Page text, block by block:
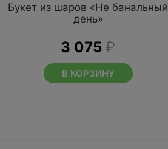
Букет из шаров «Не банальный
день»
3 075 ₽
В КОРЗИНУ